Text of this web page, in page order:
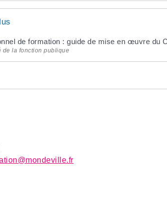
de formation : guide de mise en œuvre du
de la fonction publique